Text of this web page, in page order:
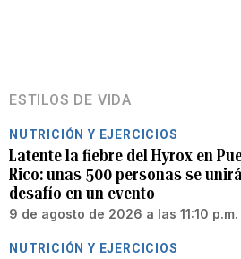
ESTILOS DE VIDA
NUTRICIÓN Y EJERCICIOS
Latente la fiebre del Hyrox en
Rico: unas 500 personas se
desafío en un evento
9 de agosto de 2026 a las 11:10 p.m.
NUTRICIÓN Y EJERCICIOS